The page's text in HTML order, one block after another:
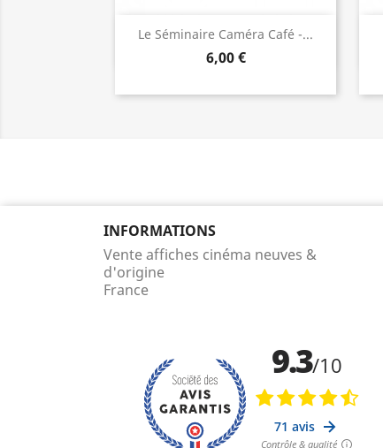
Le Séminaire Caméra Café -...
6,00 €
Aperçu rapide
INFORMATIONS
Vente affiches cinéma neuves &
d'origine
France